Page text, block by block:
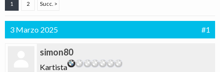
1 2 Succ. >
3 Marzo 2025 #1
simon80
Kartista